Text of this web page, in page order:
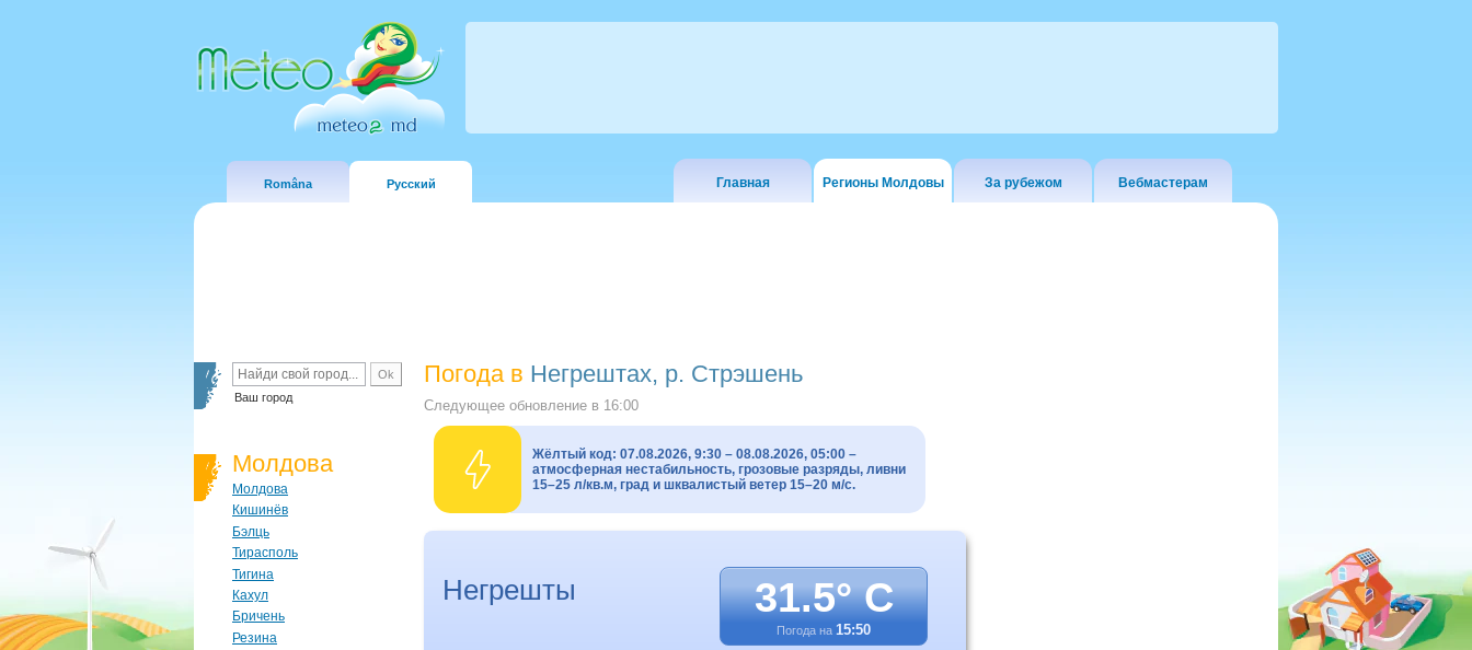
Româna Русский Главная Регионы Молдовы За рубежом Вебмастерам
Ваш город
Молдова
Молдова
Кишинёв
Бэлць
Тирасполь
Тигина
Кахул
Бричень
Резина
Погода в Негрештах, р. Стрэшень
Следующее обновление в 16:00
Жёлтый код: 07.08.2026, 9:30 – 08.08.2026, 05:00 –
атмосферная нестабильность, грозовые разряды, ливни
15–25 л/кв.м, град и шквалистый ветер 15–20 м/с.
Негрешты 31.5° C
Погода на 15:50